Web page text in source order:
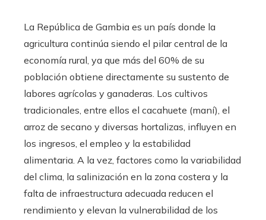
La República de Gambia es un país donde la
agricultura continúa siendo el pilar central de la
economía rural, ya que más del 60% de su
población obtiene directamente su sustento de
labores agrícolas y ganaderas. Los cultivos
tradicionales, entre ellos el cacahuete (maní), el
arroz de secano y diversas hortalizas, influyen en
los ingresos, el empleo y la estabilidad
alimentaria. A la vez, factores como la variabilidad
del clima, la salinización en la zona costera y la
falta de infraestructura adecuada reducen el
rendimiento y elevan la vulnerabilidad de los